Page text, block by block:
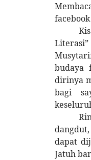
budaya
dirinya
bagi
dapat
Jatuh